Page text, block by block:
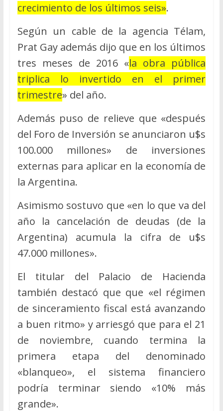
crecimiento de los últimos seis».
Según un cable de la agencia Télam,
Prat Gay además dijo que en los últimos
tres meses de 2016 «la obra pública
triplica lo invertido en el primer
trimestre» del año.
Además puso de relieve que «después
del Foro de Inversión se anunciaron u$s
100.000 millones» de inversiones
externas para aplicar en la economía de
la Argentina.
Asimismo sostuvo que «en lo que va del
año la cancelación de deudas (de la
Argentina) acumula la cifra de u$s
47.000 millones».
El titular del Palacio de Hacienda
también destacó que que «el régimen
de sinceramiento fiscal está avanzando
a buen ritmo» y arriesgó que para el 21
de noviembre, cuando termina la
primera etapa del denominado
«blanqueo», el sistema financiero
podría terminar siendo «10% más
grande».